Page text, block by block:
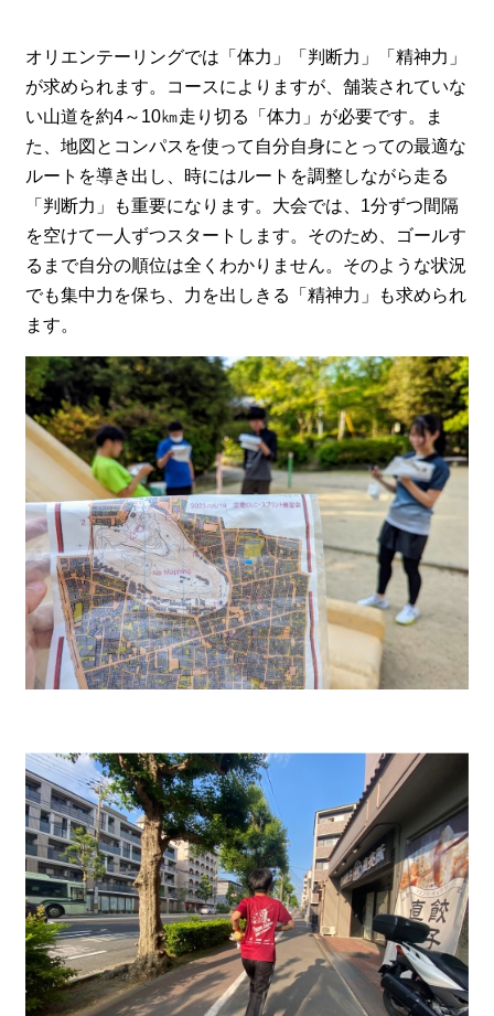
オリエンテーリングでは「体力」「判断力」「精神力」
が求められます。コースによりますが、舗装されていな
い山道を約4～10㎞走り切る「体力」が必要です。ま
た、地図とコンパスを使って自分自身にとっての最適な
ルートを導き出し、時にはルートを調整しながら走る
「判断力」も重要になります。大会では、1分ずつ間隔
を空けて一人ずつスタートします。そのため、ゴールす
るまで自分の順位は全くわかりません。そのような状況
でも集中力を保ち、力を出しきる「精神力」も求められ
ます。